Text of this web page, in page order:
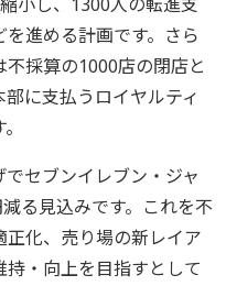
進める計画です。さら
採算の1000店の閉店と
に支払うロイヤルティ
セブンイレブン・ジャ
る見込みです。これを不
化、売り場の新レイア
・向上を目指すとして